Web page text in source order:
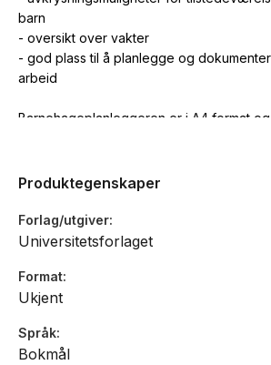
barn
- oversikt over vakter
- god plass til å planlegge og
arbeid
Barnehageplanleggeren er i A4 format
Produktegenskaper
Forlag/utgiver
Universitetsforlaget
Format
Ukjent
Språk
Bokmål